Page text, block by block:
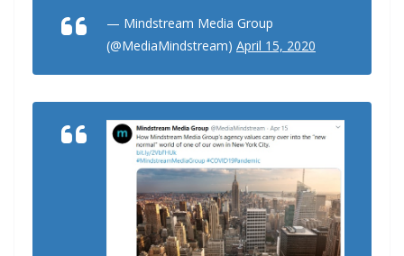
— Mindstream Media Group
(@MediaMindstream) April 15, 2020